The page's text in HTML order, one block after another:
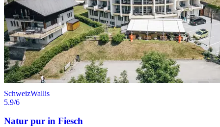
SchweizWallis
5.9/6
Natur pur in Fiesch